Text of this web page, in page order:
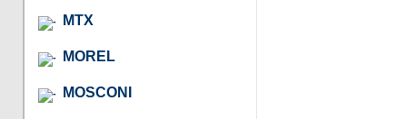
MTX
MOREL
MOSCONI